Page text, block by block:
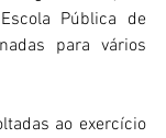
Pública de
para vários
ao exercício